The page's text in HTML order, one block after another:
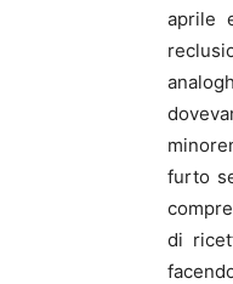
aprile
furto
di